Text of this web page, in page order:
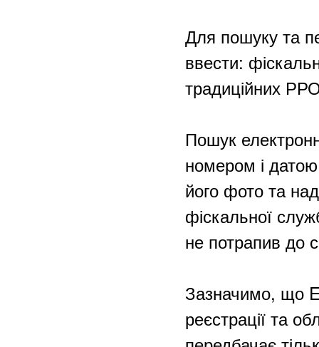
Для пошуку та
ввести:
традиційних
Пошук
номером і
його фото та
фіскальної
не потрапив до
Зазначимо, що
реєстрації та